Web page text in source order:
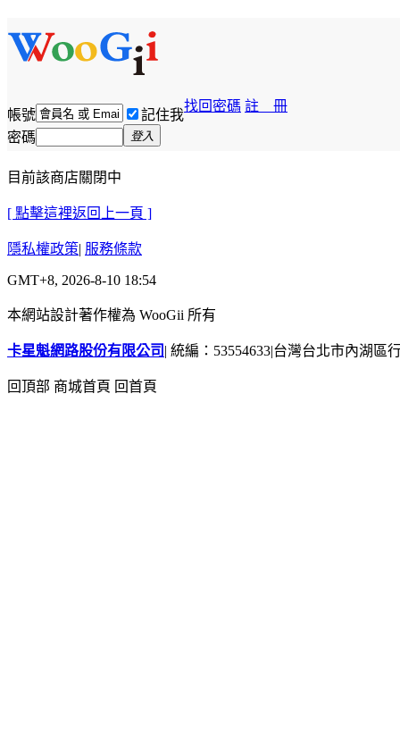
帳號 記住我
找回密碼 註 冊
密碼 登入
目前該商店關閉中
[ 點擊這裡返回上一頁 ]
隱私權政策| 服務條款
GMT+8, 2026-8-10 18:54
本網站設計著作權為 WooGii 所有
卡星魁網路股份有限公司 | 統編：53554633|台灣台北市內湖區
回頂部 商城首頁 回首頁